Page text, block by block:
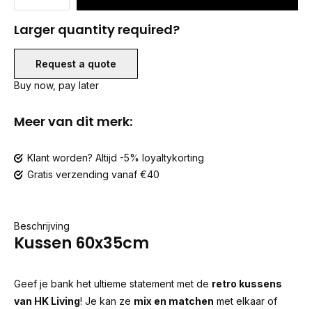
Larger quantity required?
Request a quote
Buy now, pay later
Meer van dit merk:
Klant worden? Altijd -5% loyaltykorting
Gratis verzending vanaf €40
Beschrijving
Kussen 60x35cm
Geef je bank het ultieme statement met de retro kussens
van HK Living! Je kan ze mix en matchen met elkaar of